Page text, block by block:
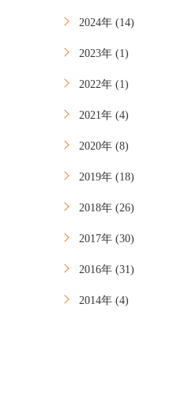
2024年 (14)
2023年 (1)
2022年 (1)
2021年 (4)
2020年 (8)
2019年 (18)
2018年 (26)
2017年 (30)
2016年 (31)
2014年 (4)